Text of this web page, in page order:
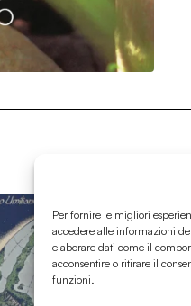
Per fornire le migliori
accedere alle informazioni
elaborare dati come il
acconsentire o ritirare il
funzioni.